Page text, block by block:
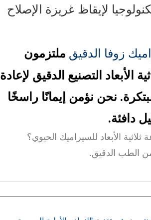
لإيقاظ غريزة الإصلاح
زوفا الدقيق ملتزمون
الأبعاد التصنيع الدقيق لإعادة
نحن نؤمن إيمانًا راسخًا
دافئة.
الأبعاد للسيراميك الحيوي؟
من الطب الدقيق.